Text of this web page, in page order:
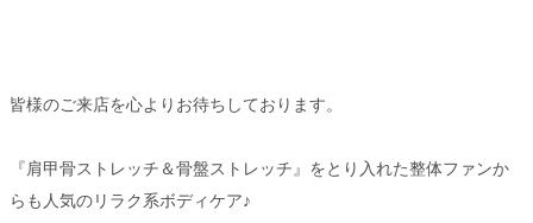
皆様のご来店を心よりお待ちしております。
『肩甲骨ストレッチ＆骨盤ストレッチ』をとり入れた整体ファンか
らも人気のリラク系ボディケア♪